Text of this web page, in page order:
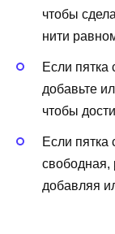
чтобы
нити
Если
добавьте
чтобы
Если пятка
свободная,
добавляя